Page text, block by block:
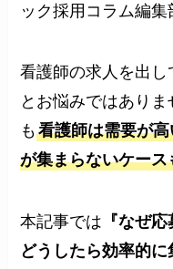
ック採用コラム編集
看護師の求人を出
とお悩みではあり
も看護師は需要が
が集まらないケース
本記事では 『なぜ
どうしたら効率的